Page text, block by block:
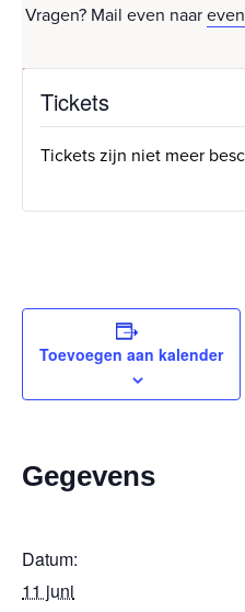
Vragen? Mail even naar
Gegevens
Datum:
11 juni
Tickets
Tickets zijn niet meer
Toevoegen aan kalender